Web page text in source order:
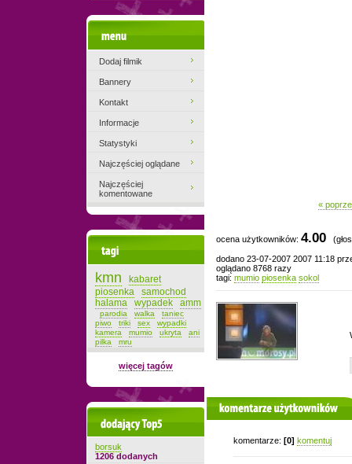
«
ocena użytkowników: 4.00
dodano 23-07-2007 2007 11:18
oglądano 8768 razy
tagi: mumio piosenka sokol
komentarze użytkowników
komentarze: [0] komentuj
Dodaj filmik
Bannery
Kontakt
Informacje
Statystyki
Najczęściej oglądane
Najczęściej
komentowane
kmn
kabaret
piosenka
samochod
halama
wypadek amm
parodia walka
taniec
piwo
triki sex
wypadki
kamera
mumio ukryta
ani
pilka
mru
więcej tagów
Dodający top-5
borsuk
1206 dodanych